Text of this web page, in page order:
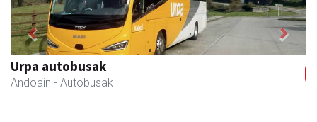
Urpa autobusak
Andoain - Autobusak
Previous Next